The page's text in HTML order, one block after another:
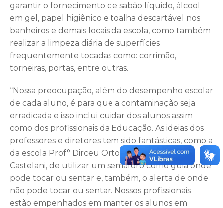
garantir o fornecimento de sabão líquido, álcool
em gel, papel higiênico e toalha descartável nos
banheiros e demais locais da escola, como também
realizar a limpeza diária de superfícies
frequentemente tocadas como: corrimão,
torneiras, portas, entre outras.
“Nossa preocupação, além do desempenho escolar
de cada aluno, é para que a contaminação seja
erradicada e isso inclui cuidar dos alunos assim
como dos profissionais da Educação. As ideias dos
professores e diretores tem sido fantásticas, como a
da escola Prof° Dirceu Ortolani Stein, no bairro
Castelani, de utilizar um semáforo como guia onde
pode tocar ou sentar e, também, o alerta de onde
não pode tocar ou sentar. Nossos profissionais
estão empenhados em manter os alunos em